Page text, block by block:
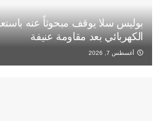
بوليس سلا يوقف مبحوثاً عنه
الكهربائي بعد مقاومة عنيفة
أغسطس 7, 2026